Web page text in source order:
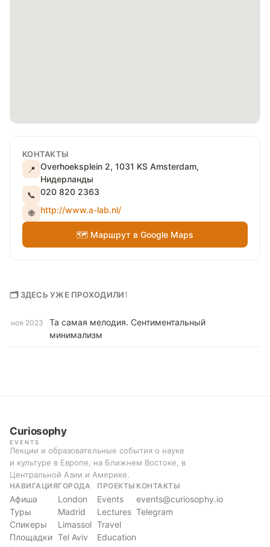
КОНТАКТЫ
📍 Overhoeksplein 2, 1031 KS Amsterdam,
Нидерланды
📞 020 820 2363
🌐 http://www.a-lab.nl/
🗺 Маршрут в Google Maps
🗂 ЗДЕСЬ УЖЕ ПРОХОДИЛИ1
ноя 2023
Та самая мелодия. Сентиментальный
минимализм
Curiosophy
EVENTS
Лекции и образовательные события о науке
и культуре в Европе, на Ближнем Востоке, в
Центральной Азии и Америке.
НАВИГАЦИЯ
Афиша
Туры
Спикеры
Площадки
ГОРОДА
London
Madrid
Limassol
Tel Aviv
ПРОЕКТЫ
Events
Lectures
Travel
Education
КОНТАКТЫ
events@curiosophy.io
Telegram